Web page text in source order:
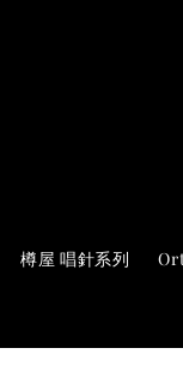
樽屋 唱針系列